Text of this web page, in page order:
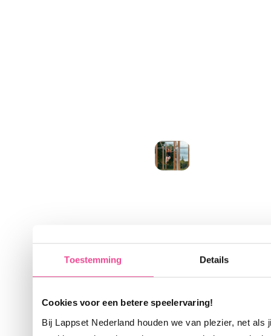
Toestemming Details
Cookies voor een betere speelervaring!
Bij Lappset Nederland houden we van plezier, net als
Bekijk
al